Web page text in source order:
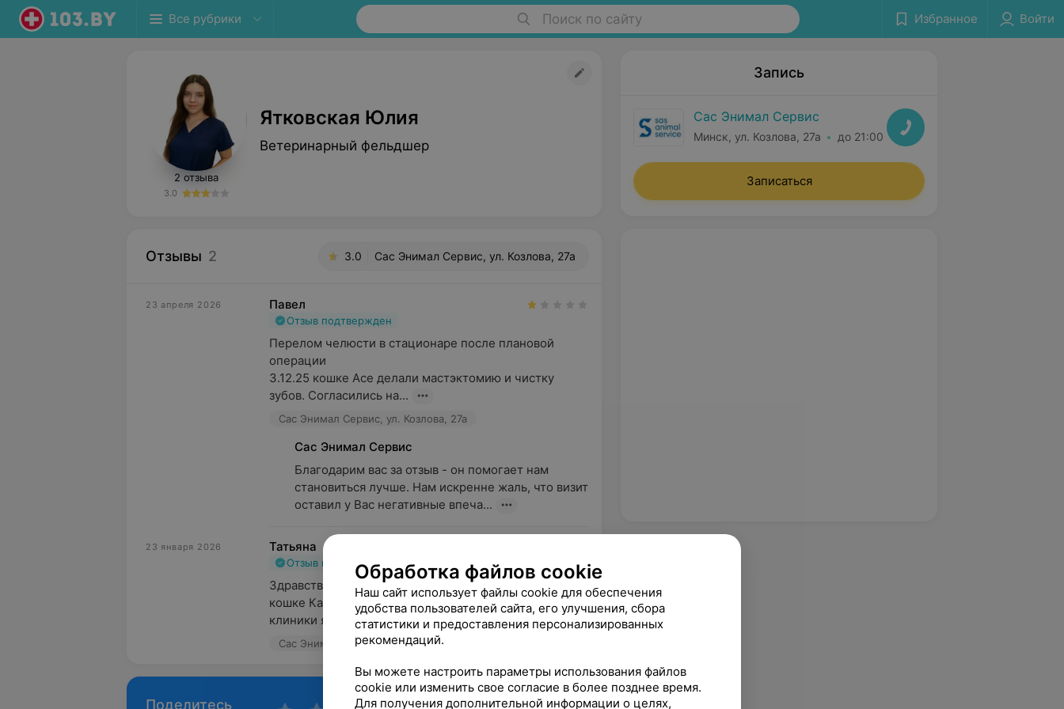
Все рубрики Поиск по сайту Избранное Войти
2 отзыва
3.0
Ятковская Юлия
Ветеринарный фельдшер
Отзывы 2 3.0 Сас Энимал Сервис, ул. Козлова, 27а
23 апреля 2026 Павел
Отзыв подтвержден
Перелом челюсти в стационаре после плановой
операции
3.12.25 кошке Асе делали мастэктомию и чистку
зубов. Согласились на...
Сас Энимал Сервис, ул. Козлова, 27а
Сас Энимал Сервис
Благодарим вас за отзыв - он помогает нам
становиться лучше. Нам искренне жаль, что визит
оставил у Вас негативные впеча...
23 января 2026 Татьяна
Отзыв подтвержден
Здравствуйте. Неделю назад делали УЗ чистку Зубов
кошке Калипсо. Результатом чистки и посещением
клиники я довольна, как...
Сас Энимал Сервис, ул. Козлова, 27а
Поделитесь
Запись
Сас Энимал Сервис
Минск, ул. Козлова, 27а до 21:00
Записаться
Обработка файлов cookie
Наш сайт использует файлы cookie для обеспечения
удобства пользователей сайта, его улучшения, сбора
статистики и предоставления персонализированных
рекомендаций.
Вы можете настроить параметры использования файлов
cookie или изменить свое согласие в более позднее время.
Для получения дополнительной информации о целях,